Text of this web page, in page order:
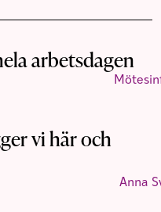
arbetsdagen
vi här och